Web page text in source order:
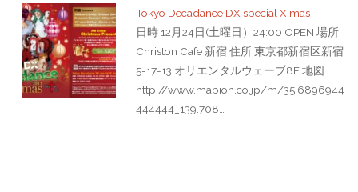
Tokyo Decadance DX special X'mas
日時 12月24日(土曜日）24:00 OPEN 場所
Christon Cafe 新宿 住所 東京都新宿区新宿
5-17-13 オリエンタルウェーブ8F 地図
http://www.mapion.co.jp/m/35.6896944
444444_139.708…